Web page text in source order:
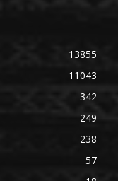
13855
11043
342
249
238
57